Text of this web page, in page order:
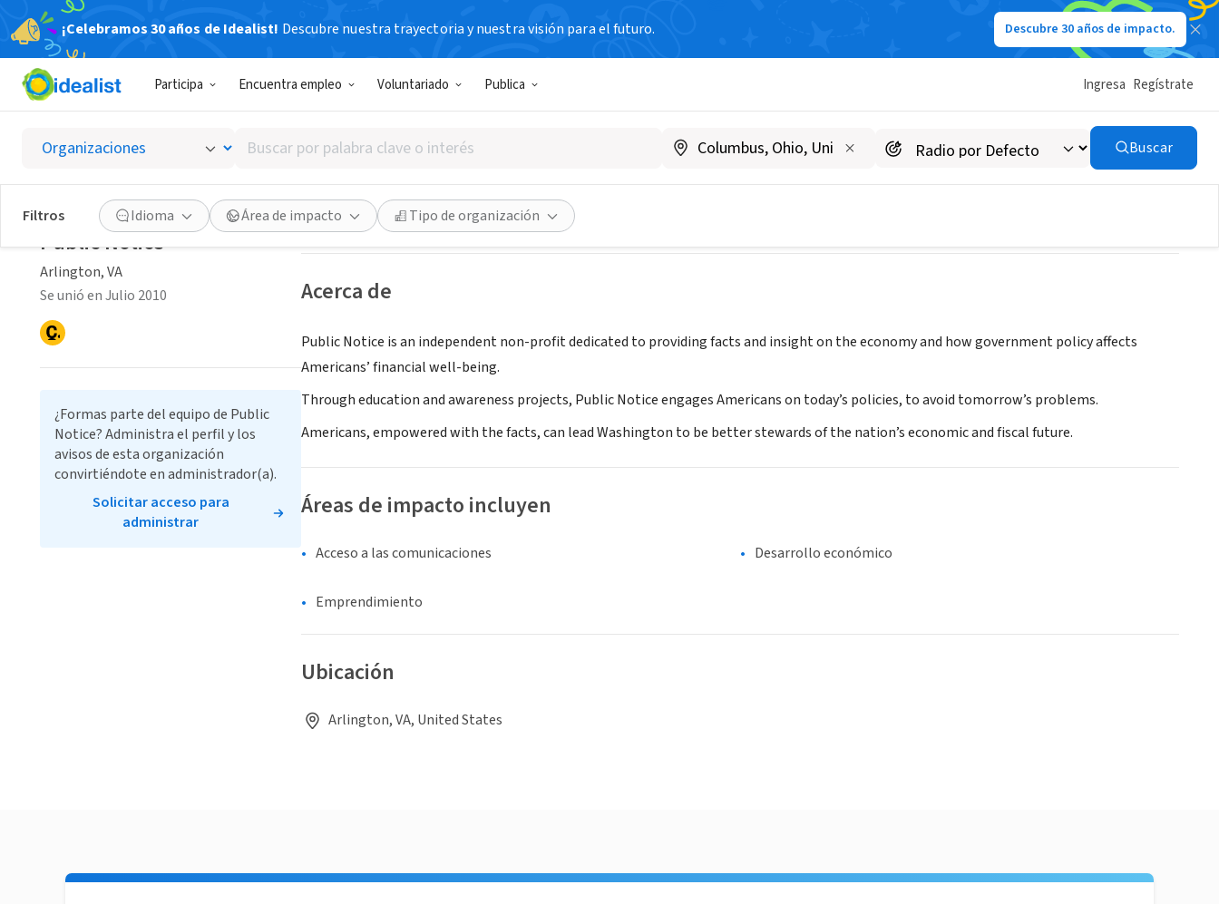
¡Celebramos 30 años de Idealist! Descubre nuestra trayectoria y nuestra visión para el futuro. Descubre 30 años de impacto.
Participa Encuentra empleo Voluntariado Publica Ingresa Regístrate
Buscar
por
palabra
clave
o
interés
Buscar
Filtros Idioma Área de impacto Tipo de organización
Public Notice
Arlington, VA|www.thepublicnotice.org
Guardar Compartir
Acerca de
Public Notice is an independent non-profit dedicated to providing facts and insight on the economy and how government policy affects
Americans’ financial well-being.
Through education and awareness projects, Public Notice engages Americans on today’s policies, to avoid tomorrow’s problems.
Americans, empowered with the facts, can lead Washington to be better stewards of the nation’s economic and fiscal future.
Áreas de impacto incluyen
Acceso a las comunicaciones Desarrollo económico
Emprendimiento
Ubicación
Arlington, VA, United States
Public Notice
Arlington, VA
Se unió en Julio 2010
¿Formas parte del equipo de Public
Notice? Administra el perfil y los
avisos de esta organización
convirtiéndote en administrador(a).
Solicitar acceso para
administrar